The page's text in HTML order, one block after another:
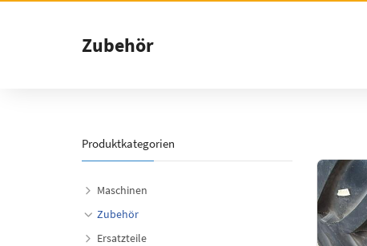
Zubehör
Produktkategorien
Maschinen
Zubehör
Ersatzteile